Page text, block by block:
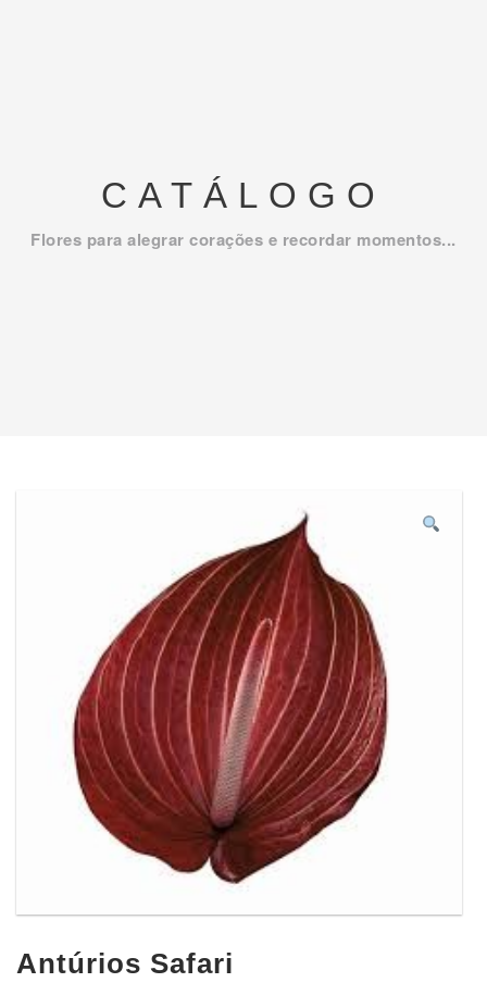
CATÁLOGO
Flores para alegrar corações e recordar momentos...
Antúrios Safari